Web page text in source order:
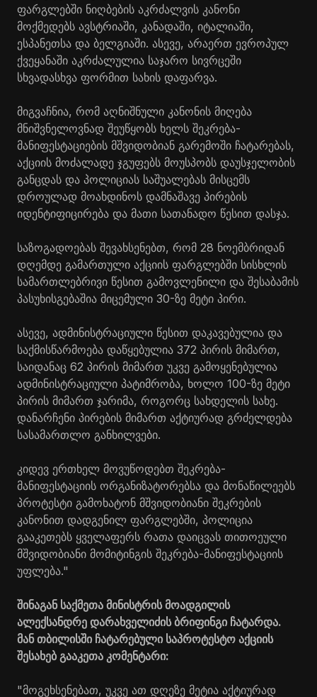
ფარგლებში ნიღბების აკრძალვის კანონი
მოქმედებს ავსტრიაში, კანადაში, იტალიაში,
ესპანეთსა და ბელგიაში. ასევე, არაერთ ევროპულ
ქვეყანაში აკრძალულია საჯარო სივრცეში
სხვადასხვა ფორმით სახის დაფარვა.
მიგვაჩნია, რომ აღნიშნული კანონის მიღება
მნიშვნელოვნად შეუწყობს ხელს შეკრება-
მანიფესტაციების მშვიდობიან გარემოში ჩატარებას,
აქციის მოძალადე ჯგუფებს მოუსპობს დაუსჯელობის
განცდას და პოლიციას საშუალებას მისცემს
დროულად მოახდინოს დამნაშავე პირების
იდენტიფიცირება და მათი სათანადო წესით დასჯა.
საზოგადოებას შევახსენებთ, რომ 28 ნოემბრიდან
დღემდე გამართული აქციის ფარგლებში სისხლის
სამართლებრივი წესით გამოვლენილი და შესაბამის
პასუხისგებაშია მიცემული 30-ზე მეტი პირი.
ასევე, ადმინისტრაციული წესით დაკავებულია და
საქმისწარმოება დაწყებულია 372 პირის მიმართ,
საიდანაც 62 პირის მიმართ უკვე გამოყენებულია
ადმინისტრაციული პატიმრობა, ხოლო 100-ზე მეტი
პირის მიმართ ჯარიმა, როგორც სახდელის სახე.
დანარჩენი პირების მიმართ აქტიურად გრძელდება
სასამართლო განხილვები.
კიდევ ერთხელ მოვუწოდებთ შეკრება-
მანიფესტაციის ორგანიზატორებსა და მონაწილეებს
პროტესტი გამოხატონ მშვიდობიანი შეკრების
კანონით დადგენილ ფარგლებში, პოლიცია
გააკეთებს ყველაფერს რათა დაიცვას თითოეული
მშვიდობიანი მომიტინგის შეკრება-მანიფესტაციის
უფლება."
შინაგან საქმეთა მინისტრის მოადგილის
ალექსანდრე დარახველიძის ბრიფინგი ჩატარდა.
მან თბილისში ჩატარებული საპროტესტო აქციის
შესახებ გააკეთა კომენტარი:
"მოგეხსენებათ, უკვე ათ დღეზე მეტია აქტიურად